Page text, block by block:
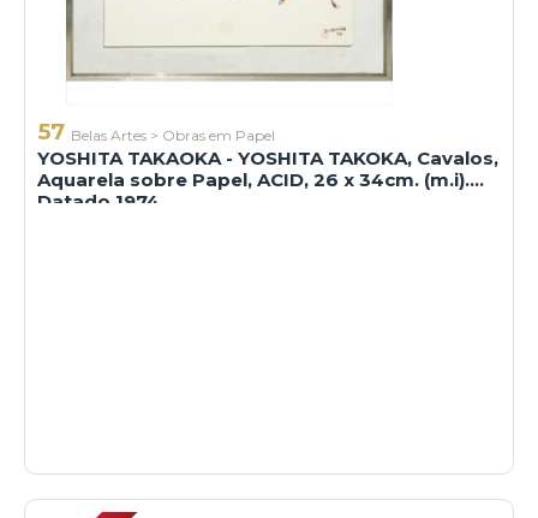
57 Belas Artes > Obras em Papel
YOSHITA TAKAOKA - YOSHITA TAKOKA, Cavalos,
Aquarela sobre Papel, ACID, 26 x 34cm. (m.i).
Datado 1974